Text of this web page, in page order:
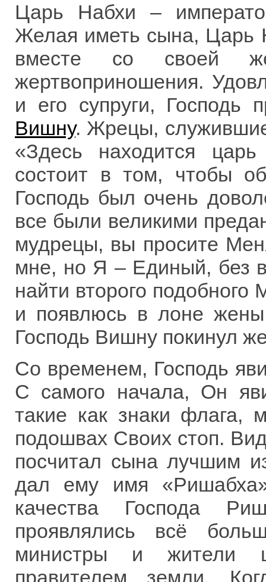
Царь Набхи –
Желая иметь сына, Царь
вместе со своей
жертвоприношения.
и его супруги, Господь
Вишну. Жрецы,
«Здесь находится
состоит в том, чтобы
Господь был очень
все были великими
мудрецы, вы просите
мне, но Я – Единый, без
найти второго
и появлюсь в лоне
Господь Вишну покинул
Со временем, Господь
С самого начала, Он
такие как знаки флага,
подошвах Своих стоп.
посчитал сына лучшим
дал ему имя
качества Господа
проявлялись всё
министры и жители
правителем земли.